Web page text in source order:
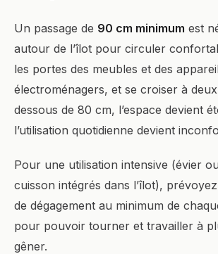
Un passage de 90 cm minimum est
autour de l’îlot pour circuler
les portes des meubles et des
électroménagers, et se croiser à
dessous de 80 cm, l’espace devient
l’utilisation quotidienne devient
Pour une utilisation intensive (évier
cuisson intégrés dans l’îlot), prévoyez
de dégagement au minimum de
pour pouvoir tourner et travailler à
gêner.